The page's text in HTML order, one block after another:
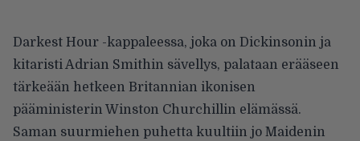
Darkest Hour -kappaleessa, joka on Dickinsonin ja
kitaristi Adrian Smithin sävellys, palataan erääseen
tärkeään hetkeen Britannian ikonisen
pääministerin Winston Churchillin elämässä.
Saman suurmiehen puhetta kuultiin jo Maidenin